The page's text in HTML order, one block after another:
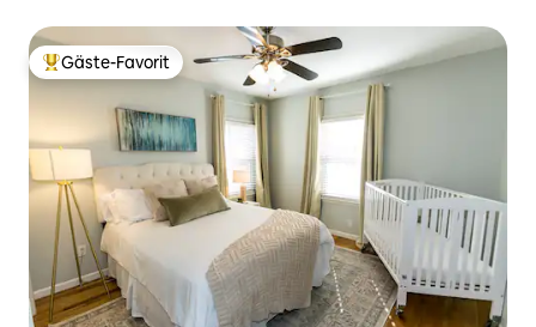
Beliebter Gäste-Favorit.
Gäste-Favorit